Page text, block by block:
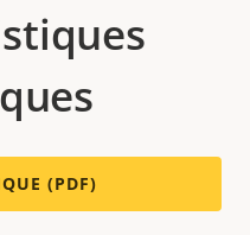
(PDF)